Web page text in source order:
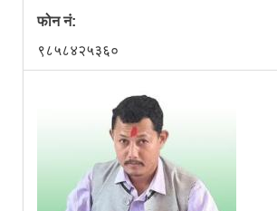
फोन नं:
९८५८४२५३६०